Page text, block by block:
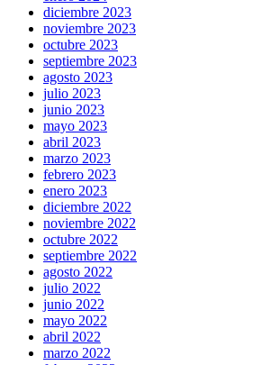
diciembre 2023
noviembre 2023
octubre 2023
septiembre 2023
agosto 2023
julio 2023
junio 2023
mayo 2023
abril 2023
marzo 2023
febrero 2023
enero 2023
diciembre 2022
noviembre 2022
octubre 2022
septiembre 2022
agosto 2022
julio 2022
junio 2022
mayo 2022
abril 2022
marzo 2022